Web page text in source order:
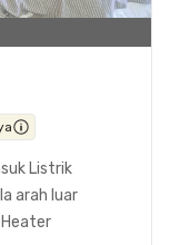
Listrik
arah luar